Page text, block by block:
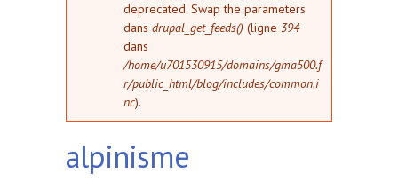
deprecated. Swap the parameters
dans drupal_get_feeds() (ligne 394
dans
/home/u701530915/domains/gma500.f
r/public_html/blog/includes/common.i
nc).
alpinisme